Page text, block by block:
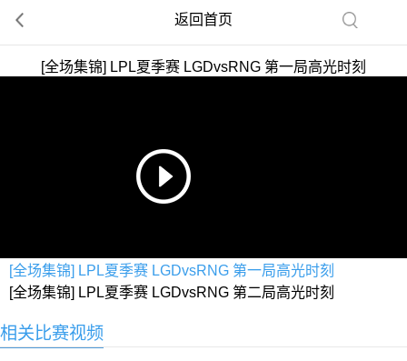
返回首页
[全场集锦] LPL夏季赛 LGDvsRNG 第一局高光时刻
[全场集锦] LPL夏季赛 LGDvsRNG 第一局高光时刻
[全场集锦] LPL夏季赛 LGDvsRNG 第二局高光时刻
相关比赛视频